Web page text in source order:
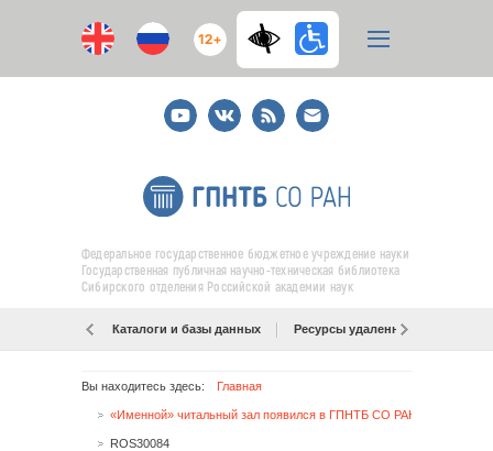
12+
YoutubeВКонтакте
RSS
E-
mail
подписка
Федеральное государственное бюджетное учреждение науки
Государственная публичная научно-техническая библиотека
Сибирского отделения Российской академии наук
Каталоги и базы данных Ресурсы удаленного доступа
Вы находитесь здесь: Главная
«Именной» читальный зал появился в ГПНТБ СО РАН
ROS30084